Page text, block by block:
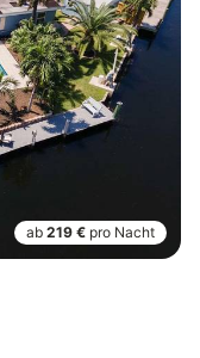
ab 219 € pro Nacht